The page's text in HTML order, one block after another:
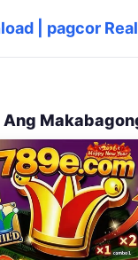
| pagcor
Ang